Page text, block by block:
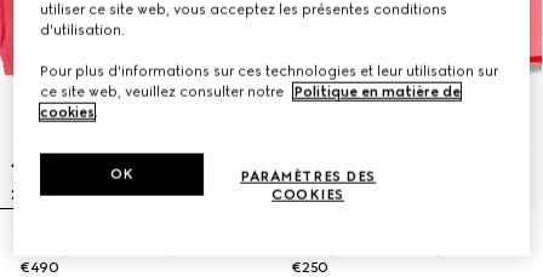
€490
€250
utiliser ce site web, vous acceptez les présentes conditions
d'utilisation.
Pour plus d'informations sur ces technologies et leur utilisation sur
ce site web, veuillez consulter notre
Politique en matière de
cookies.
PARAMÈTRES DES
COOKIES
OK